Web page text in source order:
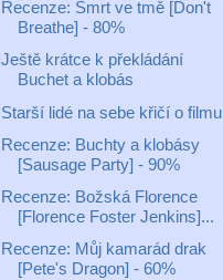
Recenze: Smrt ve tmě [Don't
Breathe] - 80%
Ještě krátce k překládání
Buchet a klobás
Starší lidé na sebe křičí o filmu
Recenze: Buchty a klobásy
[Sausage Party] - 90%
Recenze: Božská Florence
[Florence Foster Jenkins]...
Recenze: Můj kamarád drak
[Pete's Dragon] - 60%